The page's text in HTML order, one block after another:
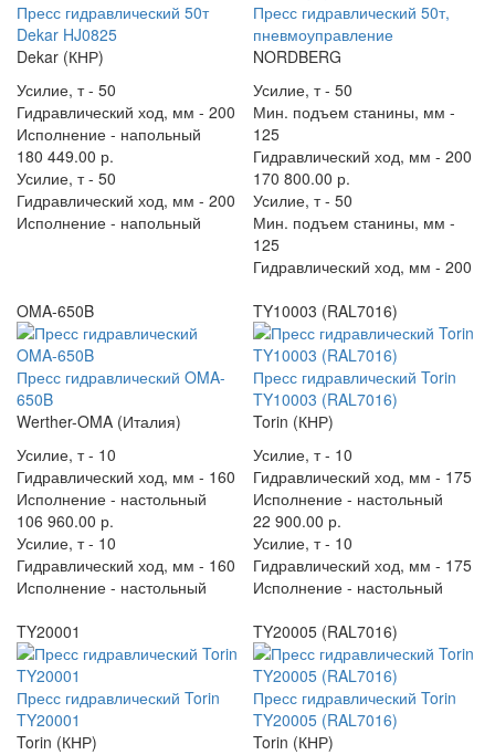
Пресс гидравлический 50т
Dekar HJ0825
Dekar (КНР)
Усилие, т - 50
Гидравлический ход, мм - 200
Исполнение - напольный
180 449.00 р.
Усилие, т - 50
Гидравлический ход, мм - 200
Исполнение - напольный
Пресс гидравлический 50т,
пневмоуправление
NORDBERG
Усилие, т - 50
Мин. подъем станины, мм -
125
Гидравлический ход, мм - 200
170 800.00 р.
Усилие, т - 50
Мин. подъем станины, мм -
125
Гидравлический ход, мм - 200
OMA-650B
Пресс гидравлический OMA-
650B
Werther-OMA (Италия)
Усилие, т - 10
Гидравлический ход, мм - 160
Исполнение - настольный
106 960.00 р.
Усилие, т - 10
Гидравлический ход, мм - 160
Исполнение - настольный
TY10003 (RAL7016)
Пресс гидравлический Torin
TY10003 (RAL7016)
Torin (КНР)
Усилие, т - 10
Гидравлический ход, мм - 175
Исполнение - настольный
22 900.00 р.
Усилие, т - 10
Гидравлический ход, мм - 175
Исполнение - настольный
TY20001
Пресс гидравлический Torin
TY20001
Torin (КНР)
TY20005 (RAL7016)
Пресс гидравлический Torin
TY20005 (RAL7016)
Torin (КНР)